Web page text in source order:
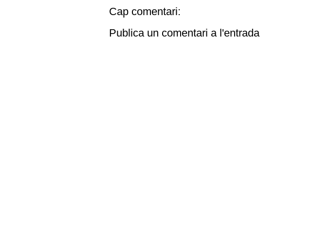
Cap comentari:
Publica un comentari a l'entrada